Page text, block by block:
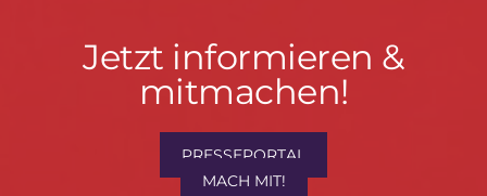
Jetzt
informieren
mitmachen!
Jetzt informieren &
mitmachen!
PRESSEPORTAL
MACH MIT!